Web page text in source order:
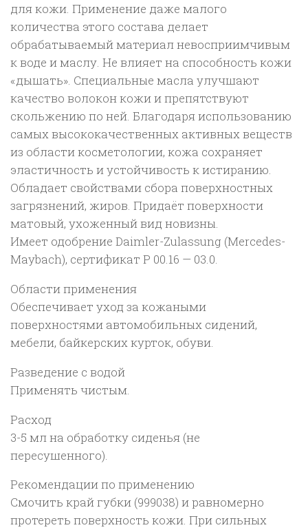
для кожи. Применение даже малого
количества этого состава делает
обрабатываемый материал невосприимчивым
к воде и маслу. Не влияет на способность кожи
«дышать». Специальные масла улучшают
качество волокон кожи и препятствуют
скольжению по ней. Благодаря использованию
самых высококачественных активных веществ
из области косметологии, кожа сохраняет
эластичность и устойчивость к истиранию.
Обладает свойствами сбора поверхностных
загрязнений, жиров. Придаёт поверхности
матовый, ухоженный вид новизны.
Имеет одобрение Daimler-Zulassung (Mercedes-
Maybach), сертификат P 00.16 — 03.0.
Области применения
Обеспечивает уход за кожаными
поверхностями автомобильных сидений,
мебели, байкерских курток, обуви.
Разведение с водой
Применять чистым.
Расход
3-5 мл на обработку сиденья (не
пересушенного).
Рекомендации по применению
Смочить край губки (999038) и равномерно
протереть поверхность кожи. При сильных